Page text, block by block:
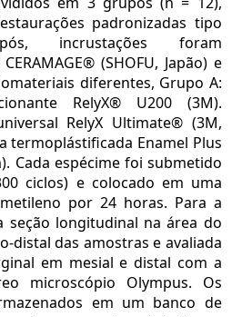
padronizadas tipo
incrustações foram
(SHOFU, Japão) e
diferentes, Grupo A:
RelyX® U200 (3M).
RelyX Ultimate® (3M,
termoplástificada Enamel Plus
Cada espécime foi submetido
ciclos) e colocado em uma
por 24 horas. Para a
seção longitudinal na área do
distal das amostras e avaliada
em mesial e distal com a
microscópio Olympus. Os
em um banco de